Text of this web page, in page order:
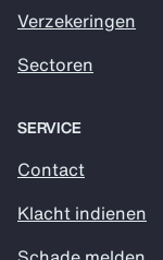
Verzekeringen
Sectoren
SERVICE
Contact
Klacht indienen